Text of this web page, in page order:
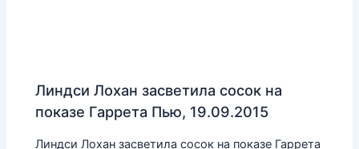
Линдси Лохан засветила сосок на
показе Гаррета Пью, 19.09.2015
Линдси Лохан засветила сосок на показе Гаррета